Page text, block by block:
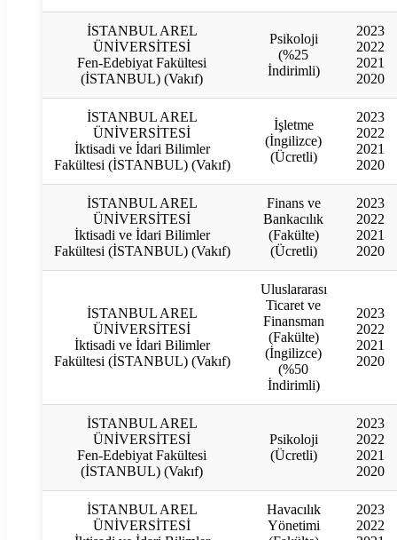
İSTANBUL AREL
ÜNİVERSİTESİ
Fen-Edebiyat Fakültesi
(İSTANBUL) (Vakıf)
Psikoloji
(%25
İndirimli)
2023
2022
2021
2020
İSTANBUL AREL
ÜNİVERSİTESİ
İktisadi ve İdari Bilimler
Fakültesi (İSTANBUL) (Vakıf)
İşletme
(İngilizce)
(Ücretli)
2023
2022
2021
2020
İSTANBUL AREL
ÜNİVERSİTESİ
İktisadi ve İdari Bilimler
Fakültesi (İSTANBUL) (Vakıf)
Finans ve
Bankacılık
(Fakülte)
(Ücretli)
2023
2022
2021
2020
İSTANBUL AREL
ÜNİVERSİTESİ
İktisadi ve İdari Bilimler
Fakültesi (İSTANBUL) (Vakıf)
Uluslararası
Ticaret ve
Finansman
(Fakülte)
(İngilizce)
(%50
İndirimli)
2023
2022
2021
2020
İSTANBUL AREL
ÜNİVERSİTESİ
Fen-Edebiyat Fakültesi
(İSTANBUL) (Vakıf)
Psikoloji
(Ücretli)
2023
2022
2021
2020
İSTANBUL AREL
ÜNİVERSİTESİ
Havacılık
Yönetimi
2023
2022